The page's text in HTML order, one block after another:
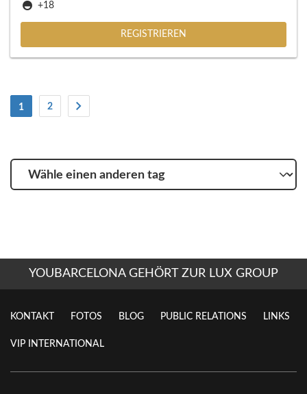
+18
REGISTRIEREN
1 (Strom)
2
Wähle
einen
YOUBARCELONA GEHÖRT ZUR LUX GROUP
KONTAKT FOTOS BLOG PUBLIC RELATIONS LINKS
VIP INTERNATIONAL